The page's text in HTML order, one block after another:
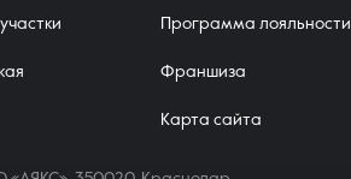
Программа лояльности
Франшиза
Карта сайта